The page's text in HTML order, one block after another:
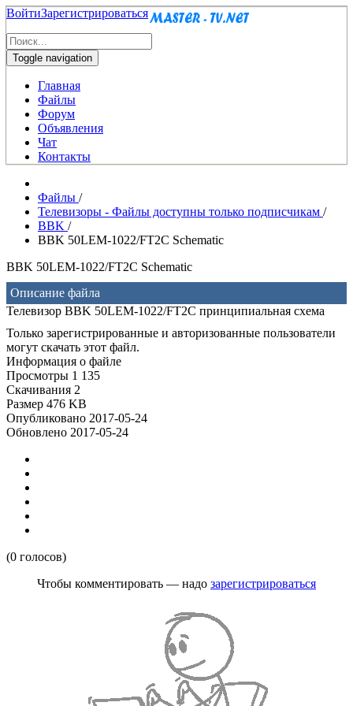
ВойтиЗарегистрироваться
Toggle navigation
Главная
Файлы
Форум
Объявления
Чат
Контакты
Файлы /
Телевизоры - Файлы доступны только подписчикам /
BBK /
BBK 50LEM-1022/FT2C Schematic
BBK 50LEM-1022/FT2C Schematic
Описание файла
Телевизор BBK 50LEM-1022/FT2C принципиальная схема
Только зарегистрированные и авторизованные пользователи
могут скачать этот файл.
Информация о файле
Просмотры 1 135
Скачивания 2
Размер 476 KB
Опубликовано 2017-05-24
Обновлено 2017-05-24
(0 голосов)
Чтобы комментировать — надо зарегистрироваться